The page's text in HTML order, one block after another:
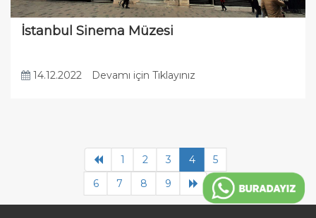
İstanbul Sinema Müzesi
14.12.2022 Devamı için Tıklayınız
1 2 3 4
5
6
7 8 9